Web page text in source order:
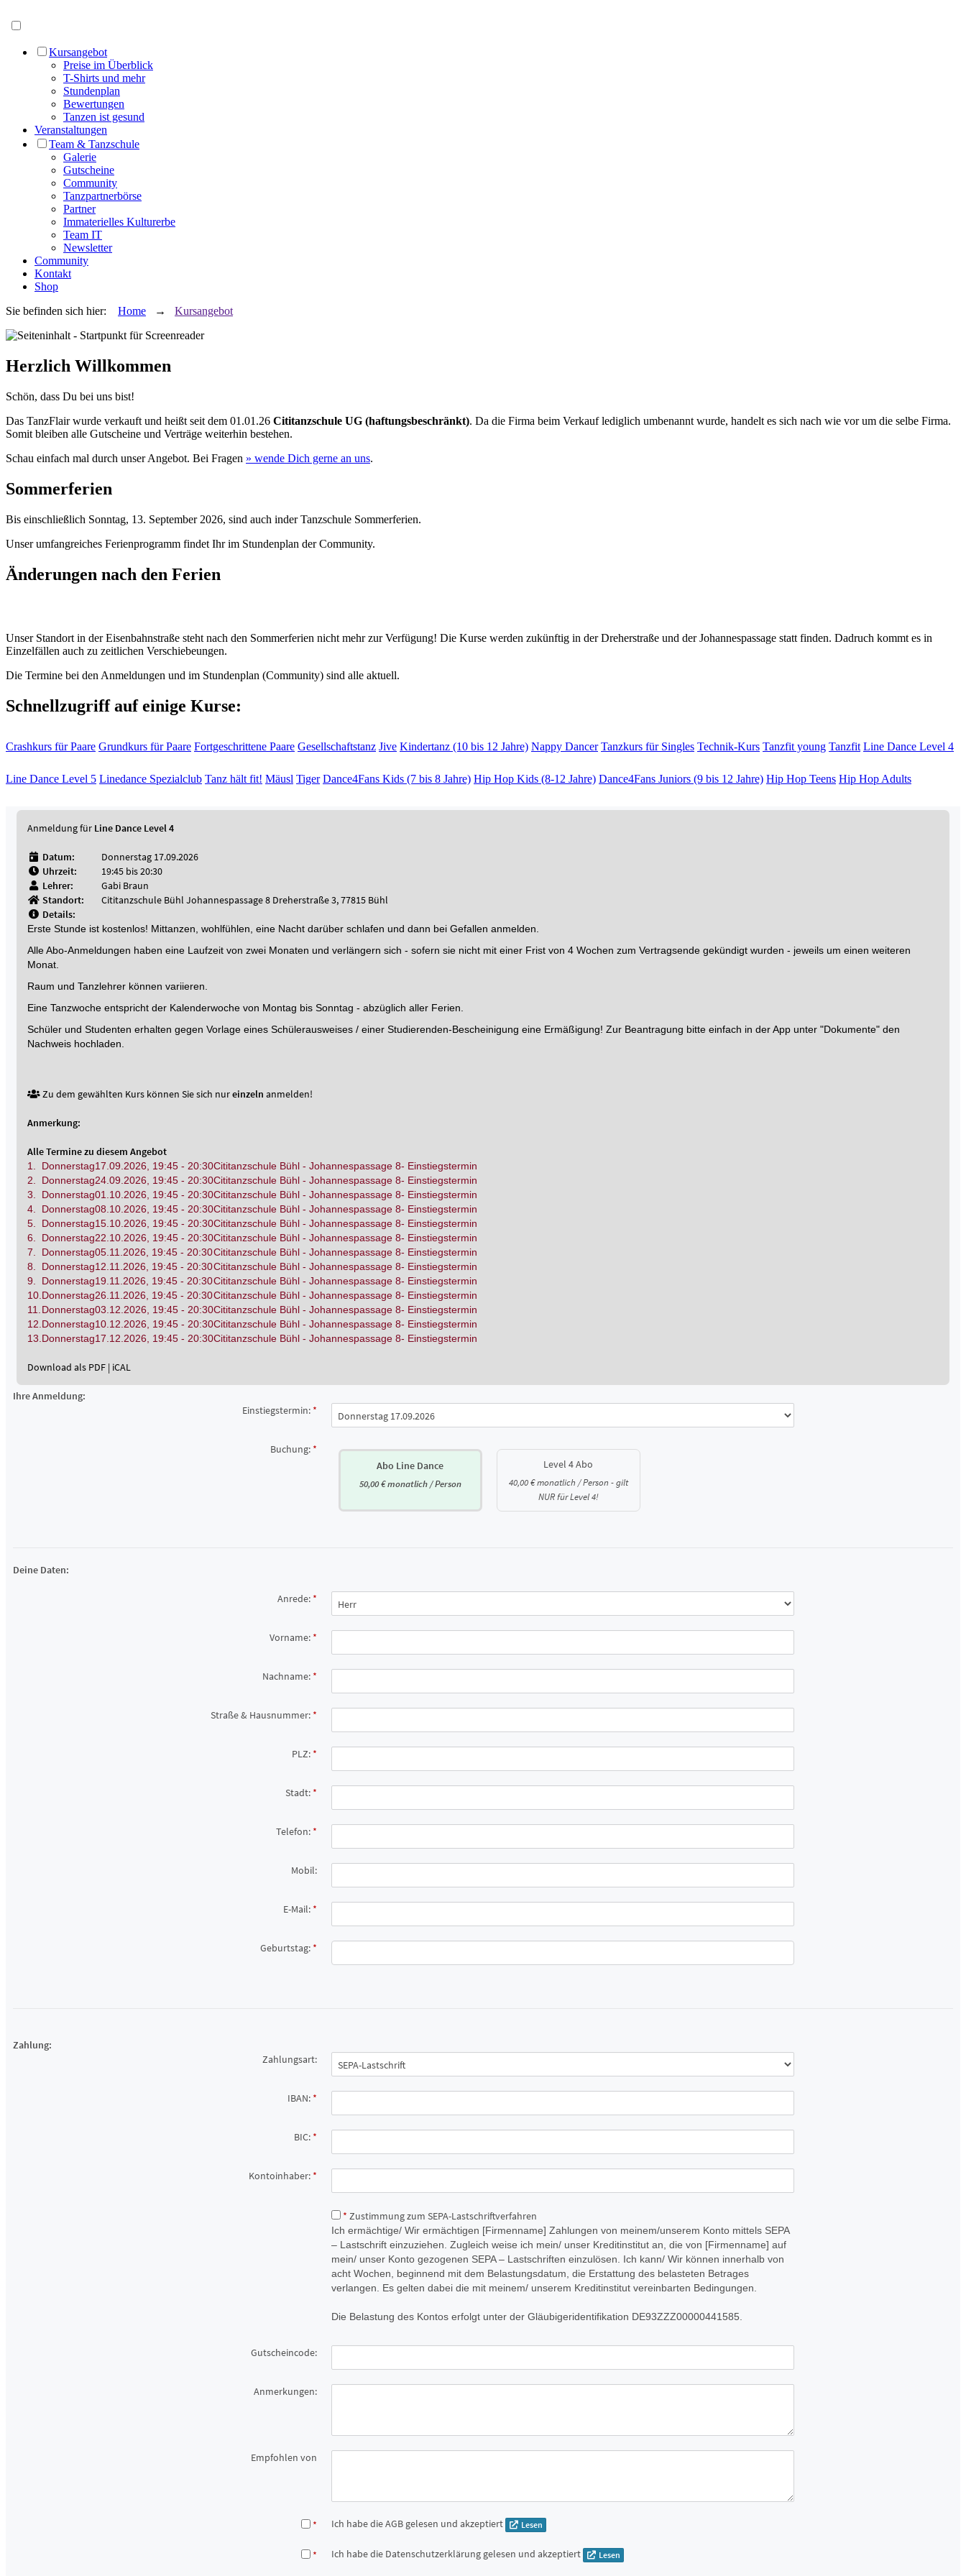
Kursangebot
Preise im Überblick
T-Shirts und mehr
Stundenplan
Bewertungen
Tanzen ist gesund
Veranstaltungen
Team & Tanzschule
Galerie
Gutscheine
Community
Tanzpartnerbörse
Partner
Immaterielles Kulturerbe
Team IT
Newsletter
Community
Kontakt
Shop
Sie befinden sich hier: Home → Kursangebot
Herzlich Willkommen
Schön, dass Du bei uns bist!
Das TanzFlair wurde verkauft und heißt seit dem 01.01.26 Cititanzschule UG (haftungsbeschränkt). Da die Firma beim Verkauf lediglich umbenannt wurde, handelt es sich nach wie vor um die selbe Firma.
Somit bleiben alle Gutscheine und Verträge weiterhin bestehen.
Schau einfach mal durch unser Angebot. Bei Fragen » wende Dich gerne an uns.
Sommerferien
Bis einschließlich Sonntag, 13. September 2026, sind auch inder Tanzschule Sommerferien.
Unser umfangreiches Ferienprogramm findet Ihr im Stundenplan der Community.
Änderungen nach den Ferien
Unser Standort in der Eisenbahnstraße steht nach den Sommerferien nicht mehr zur Verfügung! Die Kurse werden zukünftig in der Dreherstraße und der Johannespassage statt finden. Dadruch kommt es in
Einzelfällen auch zu zeitlichen Verschiebeungen.
Die Termine bei den Anmeldungen und im Stundenplan (Community) sind alle aktuell.
Schnellzugriff auf einige Kurse:
Crashkurs für Paare Grundkurs für Paare Fortgeschrittene Paare Gesellschaftstanz Jive Kindertanz (10 bis 12 Jahre) Nappy Dancer Tanzkurs für Singles Technik-Kurs Tanzfit young Tanzfit Line Dance Level 4
Line Dance Level 5 Linedance Spezialclub Tanz hält fit! Mäusl Tiger Dance4Fans Kids (7 bis 8 Jahre) Hip Hop Kids (8-12 Jahre) Dance4Fans Juniors (9 bis 12 Jahre) Hip Hop Teens Hip Hop Adults